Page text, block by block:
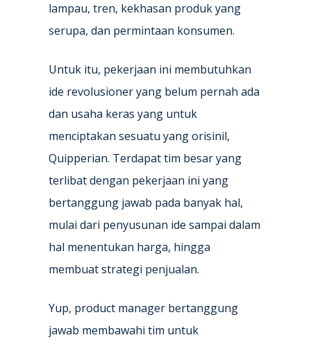
lampau, tren, kekhasan produk yang
serupa, dan permintaan konsumen.
Untuk itu, pekerjaan ini membutuhkan
ide revolusioner yang belum pernah ada
dan usaha keras yang untuk
menciptakan sesuatu yang orisinil,
Quipperian. Terdapat tim besar yang
terlibat dengan pekerjaan ini yang
bertanggung jawab pada banyak hal,
mulai dari penyusunan ide sampai dalam
hal menentukan harga, hingga
membuat strategi penjualan.
Yup, product manager bertanggung
jawab membawahi tim untuk